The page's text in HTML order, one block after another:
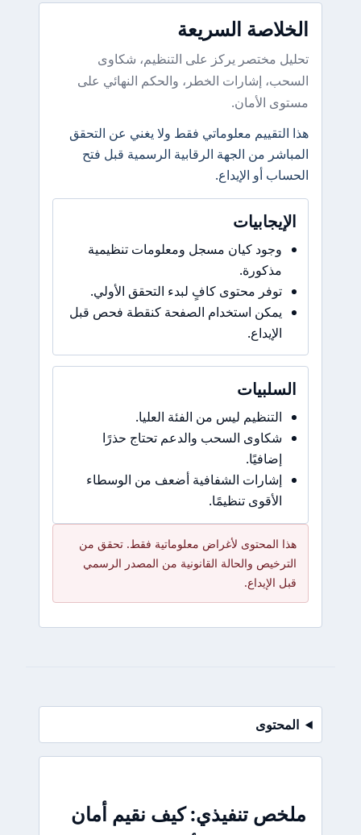
السريعة
مختصر يركز على التنظيم، شكاوى
إشارات الخطر، والحكم النهائي على
الأمان.
معلوماتي فقط ولا يغني عن التحقق
من الجهة الرقابية الرسمية قبل فتح
أو الإيداع.
وجود كيان مسجل ومعلومات تنظيمية
توفر محتوى كافٍ لبدء التحقق الأولي.
يمكن استخدام الصفحة كنقطة فحص قبل
التنظيم ليس من الفئة العليا.
شكاوى السحب والدعم تحتاج حذرًا
إشارات الشفافية أضعف من الوسطاء
المحتوى لأغراض معلوماتية فقط. تحقق من
والحالة القانونية من المصدر الرسمي
تنفيذي: كيف نقيم أمان